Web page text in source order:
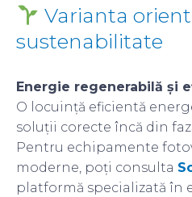
Varianta
sustenabilitate
Energie regenerabilă și
O locuință eficientă
soluții corecte încă din
Pentru echipamente
moderne, poți consulta
platformă specializată în